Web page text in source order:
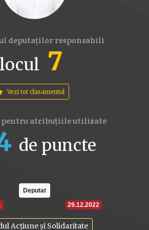
deputaților responsabili
locul 7
Vezi tot clasamentul
pentru atribuțiile utilizate
de puncte
Deputat
29.12.2022
Acțiune și Solidaritate